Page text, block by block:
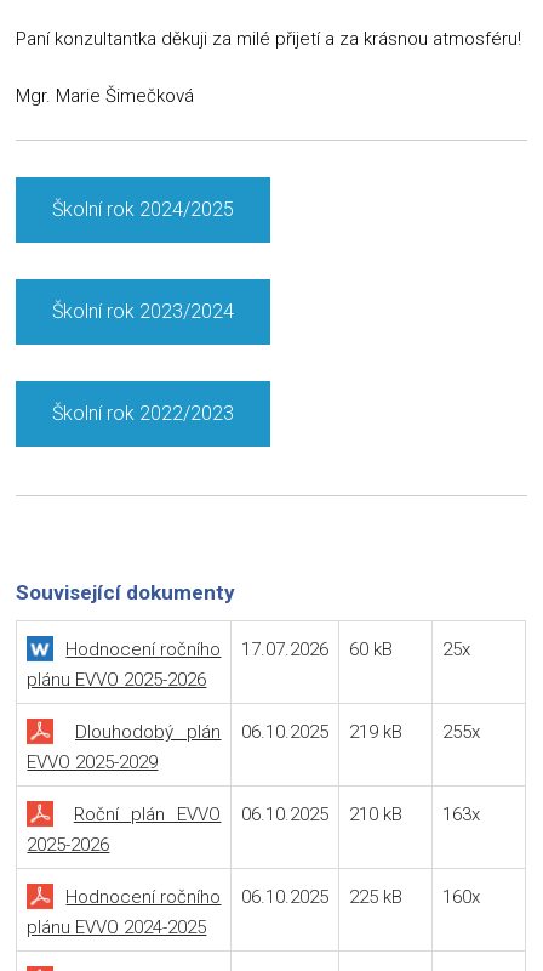
Paní konzultantka děkuji za milé přijetí a za krásnou atmosféru!
Mgr. Marie Šimečková
Školní rok 2024/2025
Školní rok 2023/2024
Školní rok 2022/2023
Související dokumenty
Hodnocení ročního
plánu EVVO 2025-2026
17.07.2026 60 kB 25x
Dlouhodobý plán
EVVO 2025-2029
06.10.2025 219 kB 255x
Roční plán EVVO
2025-2026
06.10.2025 210 kB 163x
Hodnocení ročního
plánu EVVO 2024-2025
06.10.2025 225 kB 160x